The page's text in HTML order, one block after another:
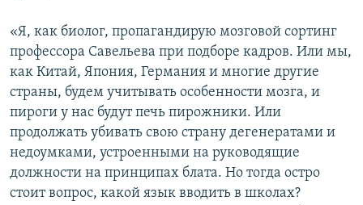
«Я, как биолог, пропагандирую мозговой сортинг
профессора Савельева при подборе кадров. Или мы,
как Китай, Япония, Германия и многие другие
страны, будем учитывать особенности мозга, и
пироги у нас будут печь пирожники. Или
продолжать убивать свою страну дегенератами и
недоумками, устроенными на руководящие
должности на принципах блата. Но тогда остро
стоит вопрос, какой язык вводить в школах?